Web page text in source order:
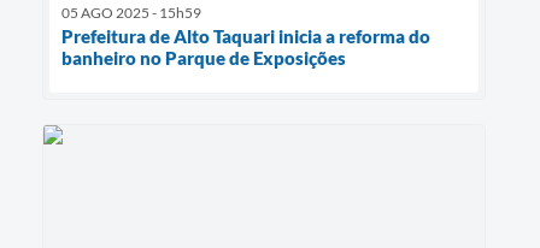
05 AGO 2025 - 15h59
Prefeitura de Alto Taquari inicia a reforma do
banheiro no Parque de Exposições